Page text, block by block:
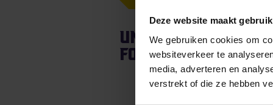
Deze website maakt
We gebruiken cookies om
websiteverkeer te
media, adverteren en
verstrekt of die ze hebben
Unfortunately,
found.